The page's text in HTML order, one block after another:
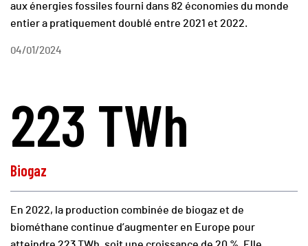
aux énergies fossiles fourni dans 82 économies du monde
entier a pratiquement doublé entre 2021 et 2022.
04/01/2024
223 TWh
Biogaz
En 2022, la production combinée de biogaz et de
biométhane continue d’augmenter en Europe pour